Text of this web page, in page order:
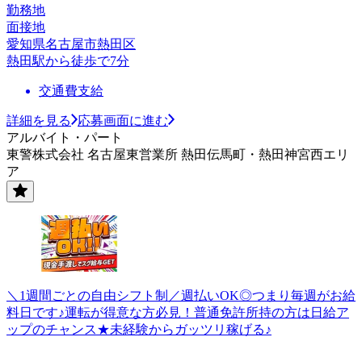
勤務地
面接地
愛知県名古屋市熱田区
熱田駅から徒歩で7分
交通費支給
詳細を見る
応募画面に進む
アルバイト・パート
東警株式会社 名古屋東営業所 熱田伝馬町・熱田神宮西エリ
ア
＼1週間ごとの自由シフト制／週払いOK◎つまり毎週がお給
料日です♪運転が得意な方必見！普通免許所持の方は日給ア
ップのチャンス★未経験からガッツリ稼げる♪